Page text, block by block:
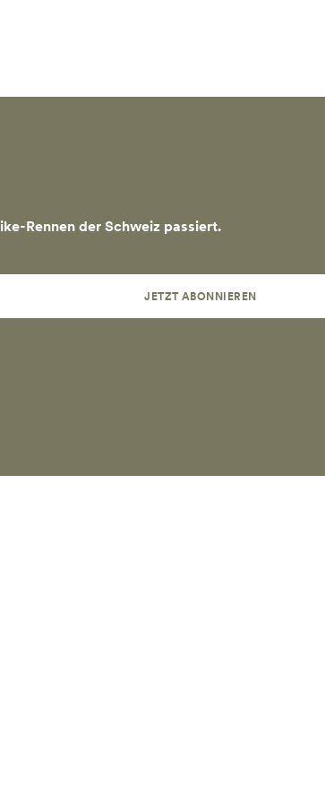
Rennen der Schweiz passiert.
JETZT ABONNIEREN